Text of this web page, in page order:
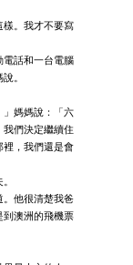
。我才不要寫
話和一台電腦
。
媽媽說：「六
我們決定繼續住
裡，我們還是會
他很清楚我爸
到澳洲的飛機票